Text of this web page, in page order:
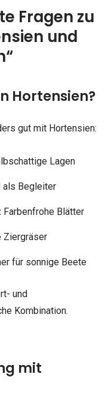
Fragen zu
und
Hortensien?
gut mit Hortensien:
Lagen
als Begleiter
Farbenfrohe Blätter
Ziergräser
für sonnige Beete
und
Kombination.
mit